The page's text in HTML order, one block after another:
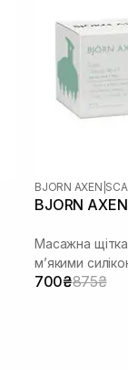
BJORN AXEN
BJORN
Масажна
м’якими
700₴875₴